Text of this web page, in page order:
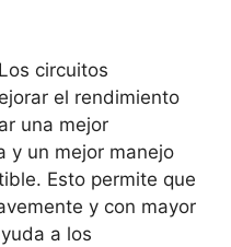
Los circuitos
el rendimiento
una mejor
y un mejor manejo
Esto permite que
y con mayor
a los